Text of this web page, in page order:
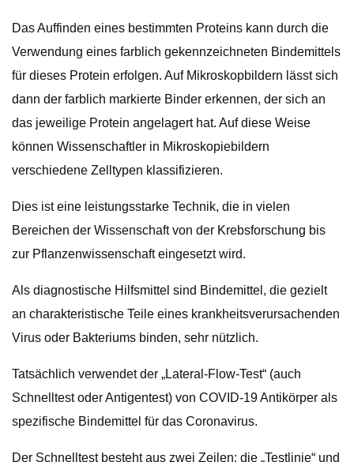
Das Auffinden eines bestimmten Proteins kann durch die
Verwendung eines farblich gekennzeichneten Bindemittels
für dieses Protein erfolgen. Auf Mikroskopbildern lässt sich
dann der farblich markierte Binder erkennen, der sich an
das jeweilige Protein angelagert hat. Auf diese Weise
können Wissenschaftler in Mikroskopiebildern
verschiedene Zelltypen klassifizieren.
Dies ist eine leistungsstarke Technik, die in vielen
Bereichen der Wissenschaft von der Krebsforschung bis
zur Pflanzenwissenschaft eingesetzt wird.
Als diagnostische Hilfsmittel sind Bindemittel, die gezielt
an charakteristische Teile eines krankheitsverursachenden
Virus oder Bakteriums binden, sehr nützlich.
Tatsächlich verwendet der „Lateral-Flow-Test“ (auch
Schnelltest oder Antigentest) von COVID-19 Antikörper als
spezifische Bindemittel für das Coronavirus.
Der Schnelltest besteht aus zwei Zeilen; die „Testlinie“ und